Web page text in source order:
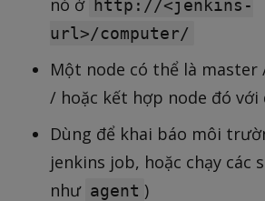
nó ở http://<jenkins-
url>/computer/
Một node có thể là master
/ hoặc kết hợp node đó với
Dùng để khai báo môi
jenkins job, hoặc chạy các
như agent )